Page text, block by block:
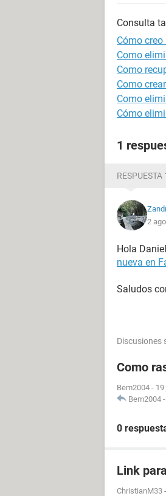
Consulta
Cómo
Como
Como
Como
Como
Cómo
1
RESPUESTA
2
Hola
nueva en
Saludos
Discusiones
Como
Bem2004 -
Bem2004 -
0
Link
ChristianM33 -